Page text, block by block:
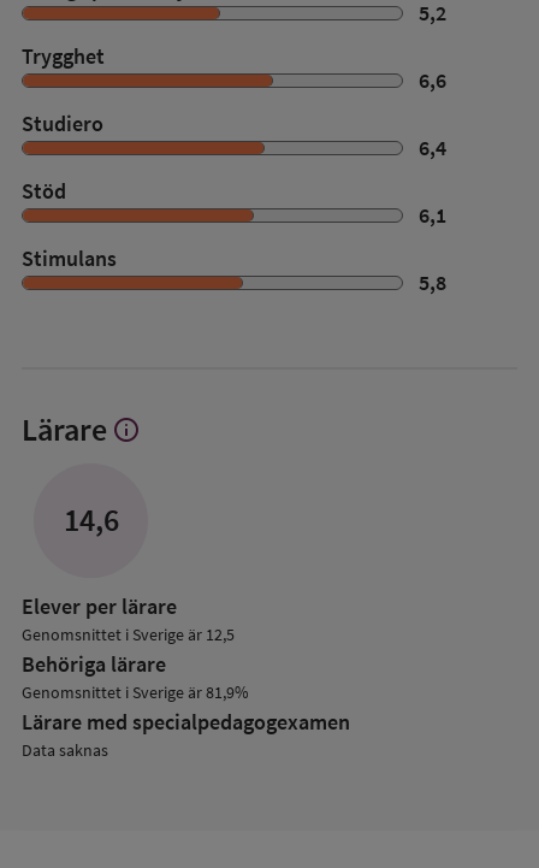
5,2
Trygghet
6,6
Studiero
6,4
Stöd
6,1
Stimulans
5,8
Lärare Visa
info
14,6
Elever per lärare
Genomsnittet i Sverige är 12,5
Behöriga lärare
Genomsnittet i Sverige är 81,9%
Lärare med specialpedagog­examen
Data saknas